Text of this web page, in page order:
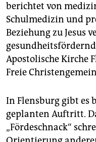
berichtet von
Schulmedizin und
Beziehung zu Jesus
Apostolische Kirche
Freie
In Flensburg gibt es
geplanten Auftritt.
„Fördeschnack“